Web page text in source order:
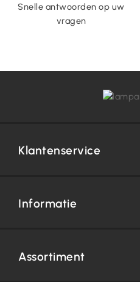
Snelle antwoorden op uw
vragen
Klantenservice
Informatie
Assortiment